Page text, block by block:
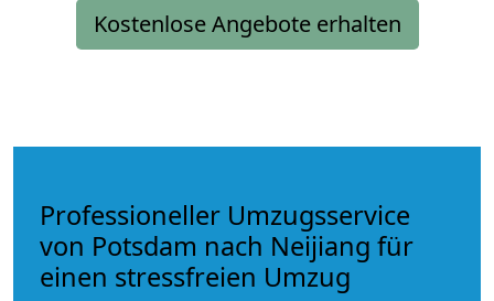
Kostenlose Angebote erhalten
Professioneller Umzugsservice
von Potsdam nach Neijiang für
einen stressfreien Umzug